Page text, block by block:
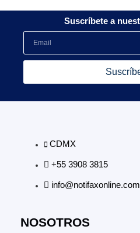
Suscríbete a
CDMX
+55 3908 3815
info@notifaxonline.com
NOSOTROS